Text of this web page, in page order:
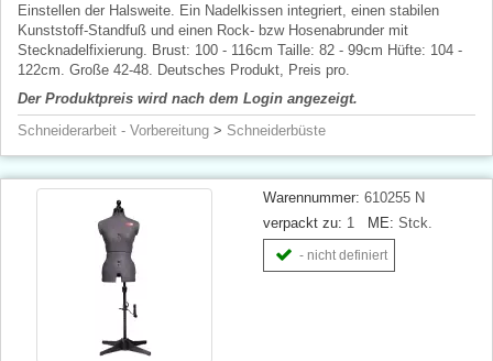
Einstellen der Halsweite. Ein Nadelkissen integriert, einen stabilen
Kunststoff-Standfuß und einen Rock- bzw Hosenabrunder mit
Stecknadelfixierung. Brust: 100 - 116cm Taille: 82 - 99cm Hüfte: 104 -
122cm. Große 42-48. Deutsches Produkt, Preis pro.
Der Produktpreis wird nach dem Login angezeigt.
Schneiderarbeit - Vorbereitung > Schneiderbüste
Warennummer: 610255 N
verpackt zu: 1 ME: Stck.
- nicht definiert